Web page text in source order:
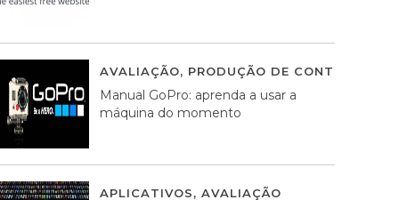
AVALIAÇÃO, PRODUÇÃO DE CONTEÚDOS
Manual GoPro: aprenda a usar a
máquina do momento
APLICATIVOS, AVALIAÇÃO